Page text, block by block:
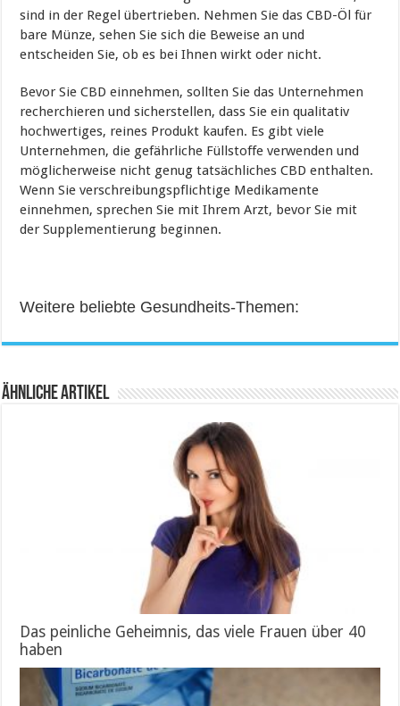
sind in der Regel übertrieben. Nehmen Sie das CBD-Öl für
bare Münze, sehen Sie sich die Beweise an und
entscheiden Sie, ob es bei Ihnen wirkt oder nicht.
Bevor Sie CBD einnehmen, sollten Sie das Unternehmen
recherchieren und sicherstellen, dass Sie ein qualitativ
hochwertiges, reines Produkt kaufen. Es gibt viele
Unternehmen, die gefährliche Füllstoffe verwenden und
möglicherweise nicht genug tatsächliches CBD enthalten.
Wenn Sie verschreibungspflichtige Medikamente
einnehmen, sprechen Sie mit Ihrem Arzt, bevor Sie mit
der Supplementierung beginnen.
Weitere beliebte Gesundheits-Themen:
Ähnliche Artikel
Das peinliche Geheimnis, das viele Frauen über 40
haben